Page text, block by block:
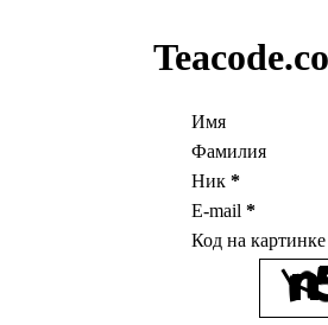
Имя
Фамилия
Ник *
E-mail *
Код на